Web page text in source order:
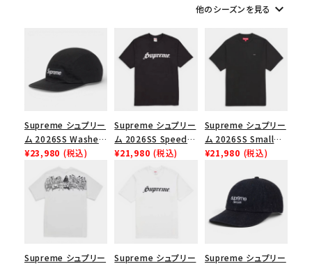
他のシーズンを見る keyboard_arrow_down
Supreme シュプリー
ム 2026SS Washed
Chino Twill Camp
Cap ウォッシュド チ
ノツイル キャンプキャ
ップ ブラック
¥23,980 (税込)
Supreme シュプリー
ム 2026SS Speed
Tee スピードTシャツ
¥21,980 (税込)
Supreme シュプリー
ム 2026SS Small
Box Tee スモールボ
¥21,980 (税込)
Supreme シュプリー
Supreme シュプリー
Supreme シュプリー